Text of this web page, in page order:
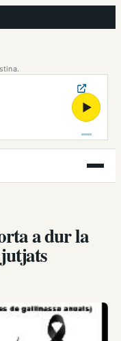
▶
Obre
el
a dur la